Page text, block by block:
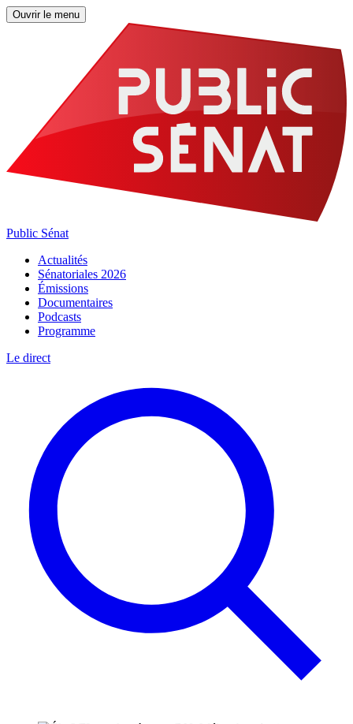
Ouvrir le menu
Public Sénat
Actualités
Sénatoriales 2026
Émissions
Documentaires
Podcasts
Programme
Le direct